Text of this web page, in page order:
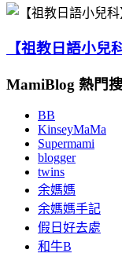
【祖教日語小兒
MamiBlog 熱門
BB
KinseyMaMa
Supermami
blogger
twins
余媽媽
余媽媽手記
假日好去處
和牛B